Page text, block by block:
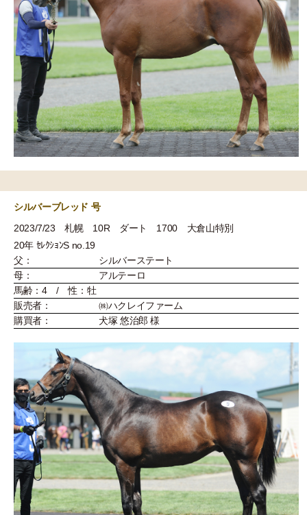
シルバーブレッド 号
2023/7/23 札幌 10R ダート 1700 大倉山特別
20年 ｾﾚｸｼｮﾝS no.19
父：
シルバーステート
母：
アルテーロ
馬齢：4 / 性：牡
販売者：
㈱ハクレイファーム
購買者：
犬塚 悠治郎 様